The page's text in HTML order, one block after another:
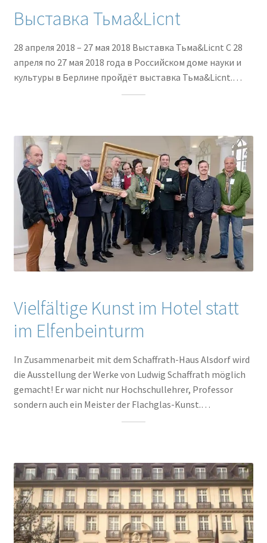
Выставка Тьма&Licnt
28 апреля 2018 – 27 мая 2018 Выставка Тьма&Licnt С 28
апреля по 27 мая 2018 года в Российском доме науки и
культуры в Берлине пройдёт выставка Тьма&Licnt.…
Vielfältige Kunst im Hotel statt
im Elfenbeinturm
In Zusammenarbeit mit dem Schaffrath-Haus Alsdorf wird
die Ausstellung der Werke von Ludwig Schaffrath möglich
gemacht! Er war nicht nur Hochschullehrer, Professor
sondern auch ein Meister der Flachglas-Kunst.…